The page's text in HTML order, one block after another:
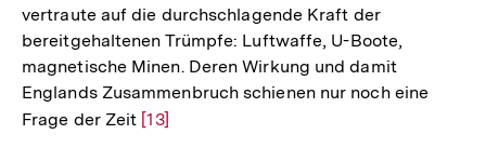
vertraute auf die durchschlagende Kraft der
bereitgehaltenen Trümpfe: Luftwaffe, U-Boote,
magnetische Minen. Deren Wirkung und damit
Englands Zusammenbruch schienen nur noch eine
Frage der Zeit Zur
[13]